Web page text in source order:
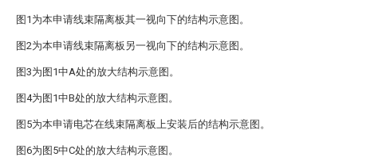
图1为本申请线束隔离板其一视向下的结构示意图。
图2为本申请线束隔离板另一视向下的结构示意图。
图3为图1中A处的放大结构示意图。
图4为图1中B处的放大结构示意图。
图5为本申请电芯在线束隔离板上安装后的结构示意图。
图6为图5中C处的放大结构示意图。